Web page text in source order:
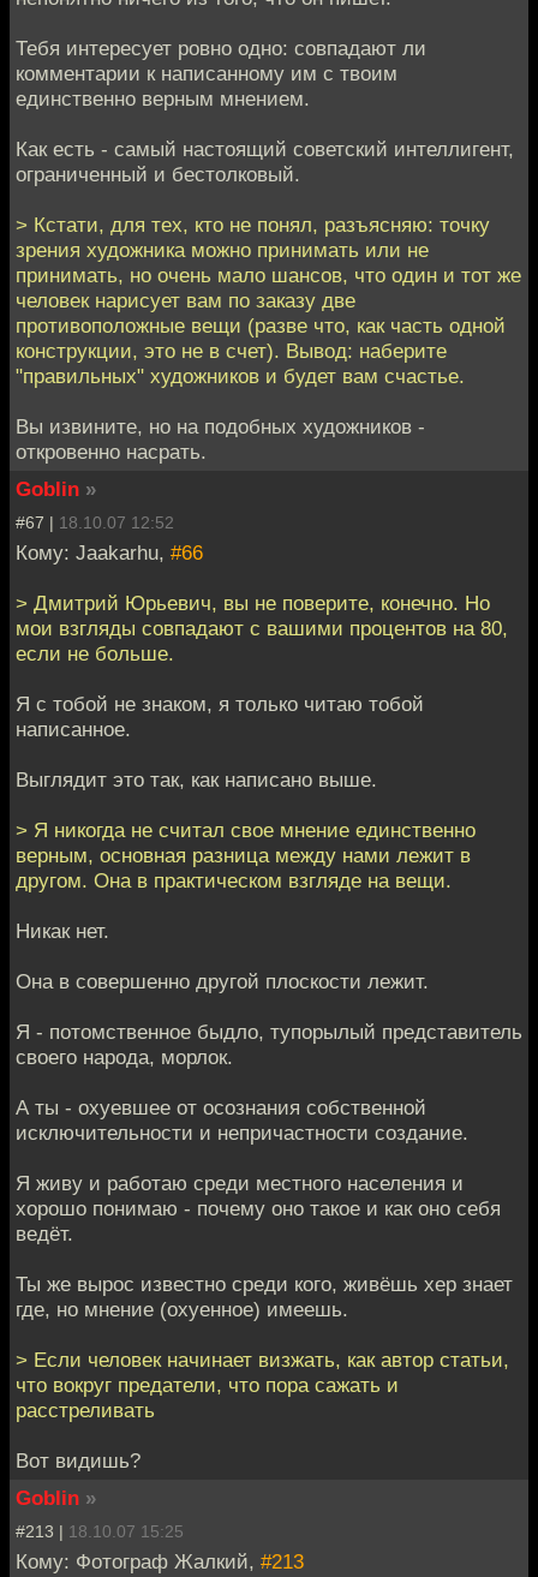
Тебя интересует ровно одно: совпадают ли
комментарии к написанному им с твоим
единственно верным мнением.
Как есть - самый настоящий советский интеллигент,
ограниченный и бестолковый.
> Кстати, для тех, кто не понял, разъясняю: точку
зрения художника можно принимать или не
принимать, но очень мало шансов, что один и тот же
человек нарисует вам по заказу две
противоположные вещи (разве что, как часть одной
конструкции, это не в счет). Вывод: наберите
"правильных" художников и будет вам счастье.
Вы извините, но на подобных художников -
откровенно насрать.
Goblin »
#67 | 18.10.07 12:52
Кому: Jaakarhu, #66
> Дмитрий Юрьевич, вы не поверите, конечно. Но
мои взгляды совпадают с вашими процентов на 80,
если не больше.
Я с тобой не знаком, я только читаю тобой
написанное.
Выглядит это так, как написано выше.
> Я никогда не считал свое мнение единственно
верным, основная разница между нами лежит в
другом. Она в практическом взгляде на вещи.
Никак нет.
Она в совершенно другой плоскости лежит.
Я - потомственное быдло, тупорылый представитель
своего народа, морлок.
А ты - охуевшее от осознания собственной
исключительности и непричастности создание.
Я живу и работаю среди местного населения и
хорошо понимаю - почему оно такое и как оно себя
ведёт.
Ты же вырос известно среди кого, живёшь хер знает
где, но мнение (охуенное) имеешь.
> Если человек начинает визжать, как автор статьи,
что вокруг предатели, что пора сажать и
расстреливать
Вот видишь?
Goblin »
#213 | 18.10.07 15:25
Кому: Фотограф Жалкий, #213